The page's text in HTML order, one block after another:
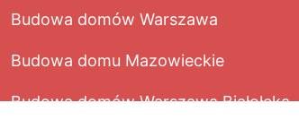
Budowa domów Warszawa
Budowa domu Mazowieckie
Budowa domów Warszawa Białołęka